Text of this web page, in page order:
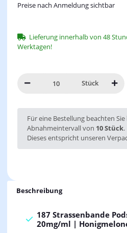
Preise nach Anmeldung sichtbar
Lieferung innerhalb von 48
Werktagen!
Stück
x
Für eine Bestellung beachten
Abnahmeintervall von 10 Stück.
Dieses entspricht unseren
Beschreibung
187 Strassenbande
20mg/ml |